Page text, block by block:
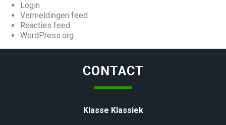
Login
Vermeldingen feed
Reacties feed
WordPress.org
CONTACT
Klasse Klassiek